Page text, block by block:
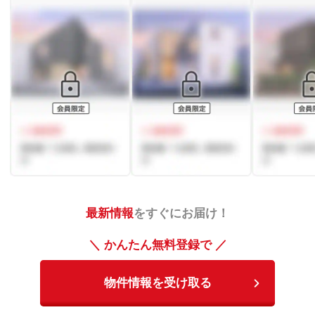
最新情報をすぐにお届け！
＼ かんたん無料登録で ／
物件情報を受け取る